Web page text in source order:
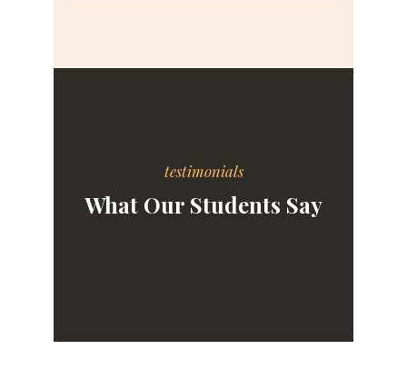
testimonials
What Our Students Say